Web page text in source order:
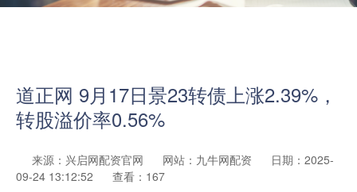
道正网 9月17日景23转债上涨2.39%，
转股溢价率0.56%
来源：兴启网配资官网 网站：九牛网配资
日期：2025-
09-24 13:12:52
查看：167